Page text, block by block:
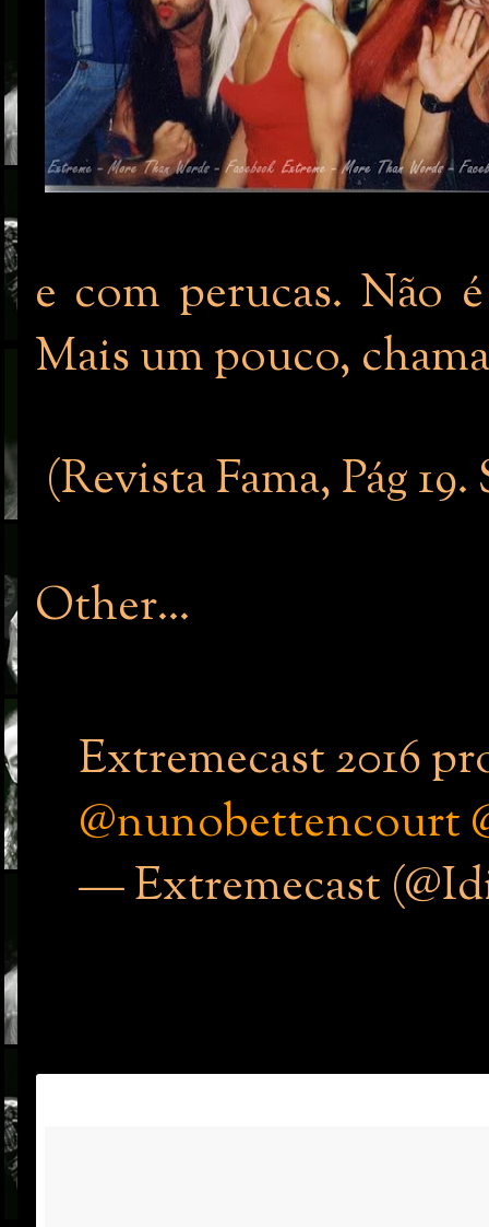
e com perucas. Não
Mais um pouco,
(Revista Fama, Pág
Other...
Extremecast 2016
@nunobettencourt
— Extremecast